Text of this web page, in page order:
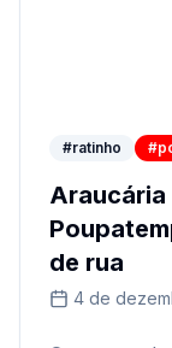
#ratinho
Araucária
de rua
4 de